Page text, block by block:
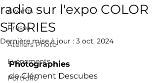
Awards
Presse
Ateliers Photo
Evénements
Portfolio
radio sur l'expo COLOR
STORIES
Dernière mise à jour : 3 oct. 2024
Photographies
de Clément Descubes